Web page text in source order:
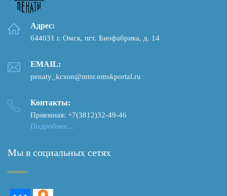
Адрес:
644031 г. Омск, пгт. Биофабрика, д. 14
EMAIL:
penaty_kcson@mtsr.omskportal.ru
Контакты:
Приемная: +7(3812)32-49-46
Подробнее...
Мы в социальных сетях